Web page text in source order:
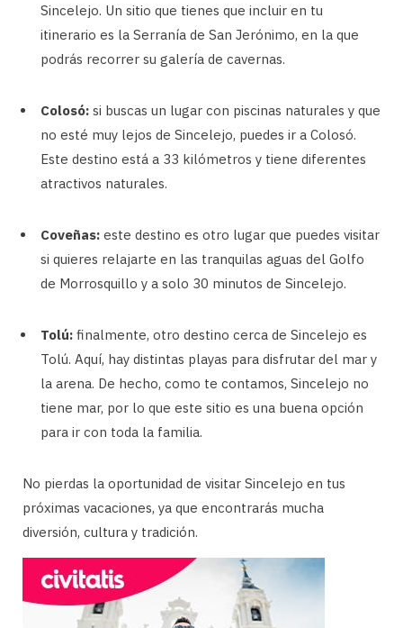
Sincelejo. Un sitio que tienes que incluir en tu
itinerario es la Serranía de San Jerónimo, en la que
podrás recorrer su galería de cavernas.
Colosó: si buscas un lugar con piscinas naturales y que
no esté muy lejos de Sincelejo, puedes ir a Colosó.
Este destino está a 33 kilómetros y tiene diferentes
atractivos naturales.
Coveñas: este destino es otro lugar que puedes visitar
si quieres relajarte en las tranquilas aguas del Golfo
de Morrosquillo y a solo 30 minutos de Sincelejo.
Tolú: finalmente, otro destino cerca de Sincelejo es
Tolú. Aquí, hay distintas playas para disfrutar del mar y
la arena. De hecho, como te contamos, Sincelejo no
tiene mar, por lo que este sitio es una buena opción
para ir con toda la familia.
No pierdas la oportunidad de visitar Sincelejo en tus
próximas vacaciones, ya que encontrarás mucha
diversión, cultura y tradición.